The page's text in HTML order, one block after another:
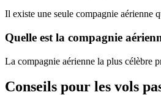
Il existe une seule compagnie aérienne
Quelle est la compagnie
La compagnie aérienne la plus célèbre
Conseils pour les vols